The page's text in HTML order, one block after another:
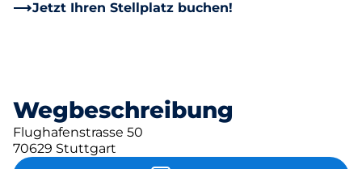
Jetzt Ihren Stellplatz buchen!
Wegbeschreibung
Flughafenstrasse 50
70629 Stuttgart